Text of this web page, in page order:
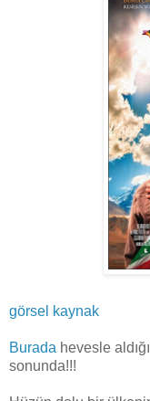
görsel kaynak
Burada hevesle
sonunda!!!